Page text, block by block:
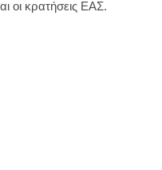
οι κρατήσεις ΕΑΣ.